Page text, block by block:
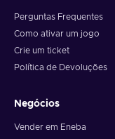
Perguntas Frequentes
Como ativar um jogo
Crie um ticket
Política de Devoluções
Negócios
Vender em Eneba